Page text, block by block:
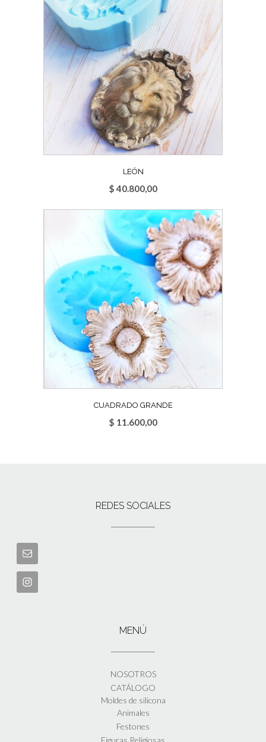
LEÓN
$40.800,00
CUADRADO GRANDE
$ 11.600,00
REDES SOCIALES
MENÚ
NOSOTROS
CATÁLOGO
Moldes de silicona
Animales
Festones